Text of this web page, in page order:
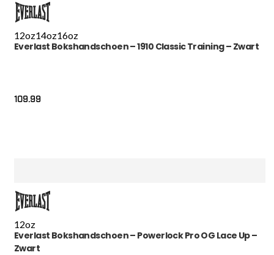
12oz14oz16oz
Everlast Bokshandschoen – 1910 Classic Training – Zwart
109.99
12oz
Everlast Bokshandschoen – Powerlock Pro OG Lace Up –
Zwart